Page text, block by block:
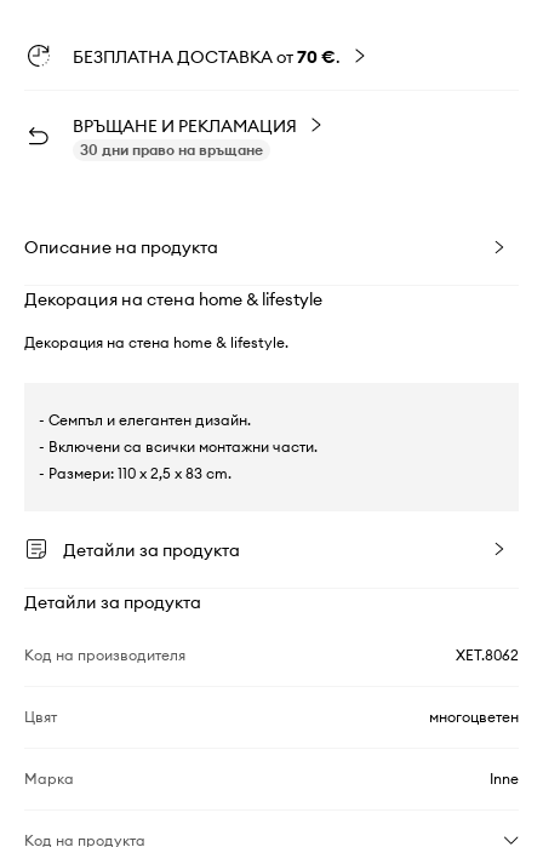
БЕЗПЛАТНА ДОСТАВКА от70 €.
ВРЪЩАНЕ И РЕКЛАМАЦИЯ
30 дни право на връщане
Описание на продукта
Декорация на стена home & lifestyle
Декорация на стена home & lifestyle.
- Семпъл и елегантен дизайн.
- Включени са всички монтажни части.
- Размери: 110 x 2,5 x 83 cm.
Детайли за продукта
Детайли за продукта
Код на производителя XET.8062
Цвят многоцветен
Марка Inne
Код на продукта